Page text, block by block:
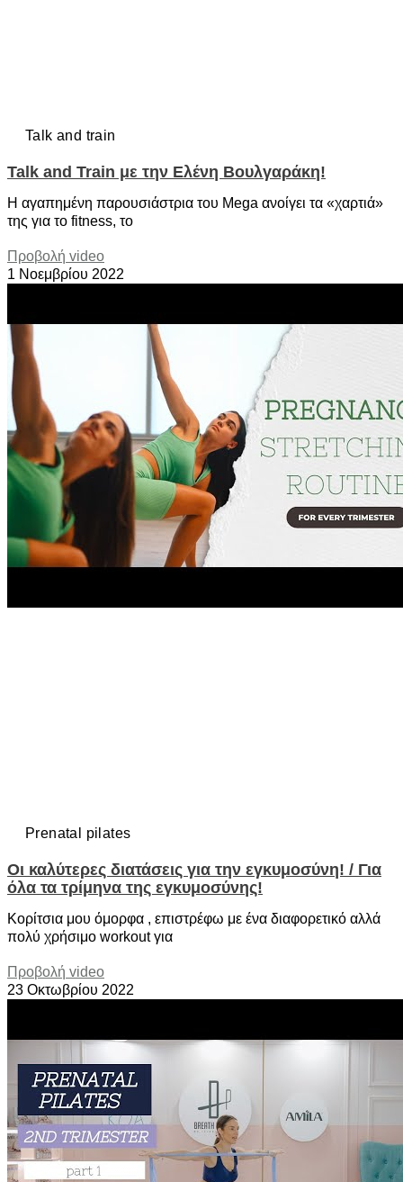
Talk and train
Talk and Train με την Ελένη Βουλγαράκη!
Η αγαπημένη παρουσιάστρια του Mega ανοίγει τα «χαρτιά»
της για το fitness, το
Προβολή video
1 Νοεμβρίου 2022
Prenatal pilates
Οι καλύτερες διατάσεις για την εγκυμοσύνη! / Για
όλα τα τρίμηνα της εγκυμοσύνης!
Κορίτσια μου όμορφα , επιστρέφω με ένα διαφορετικό αλλά
πολύ χρήσιμο workout για
Προβολή video
23 Οκτωβρίου 2022